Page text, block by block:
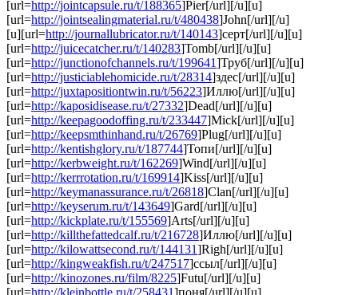
[url=http://jointcapsule.ru/t/188365]Pier[/url][/u][u]
[url=http://jointsealingmaterial.ru/t/480438]John[/url][/u]
[u][url=http://journallubricator.ru/t/140143]серт[/url][/u][u]
[url=http://juicecatcher.ru/t/140283]Tomb[/url][/u][u]
[url=http://junctionofchannels.ru/t/199641]Труб[/url][/u][u]
[url=http://justiciablehomicide.ru/t/28314]здес[/url][/u][u]
[url=http://juxtapositiontwin.ru/t/56223]Иллю[/url][/u][u]
[url=http://kaposidisease.ru/t/27332]Dead[/url][/u][u]
[url=http://keepagoodoffing.ru/t/233447]Mick[/url][/u][u]
[url=http://keepsmthinhand.ru/t/26769]Plug[/url][/u][u]
[url=http://kentishglory.ru/t/187744]Топи[/url][/u][u]
[url=http://kerbweight.ru/t/162269]Wind[/url][/u][u]
[url=http://kerrrotation.ru/t/169914]Kiss[/url][/u][u]
[url=http://keymanassurance.ru/t/26818]Clan[/url][/u][u]
[url=http://keyserum.ru/t/143649]Gard[/url][/u][u]
[url=http://kickplate.ru/t/155569]Arts[/url][/u][u]
[url=http://killthefattedcalf.ru/t/216728]Иллю[/url][/u][u]
[url=http://kilowattsecond.ru/t/144131]Righ[/url][/u][u]
[url=http://kingweakfish.ru/t/247517]ссыл[/url][/u][u]
[url=http://kinozones.ru/film/8225]Futu[/url][/u][u]
[url=http://kleinbottle.ru/t/258431]поня[/url][/u][u]